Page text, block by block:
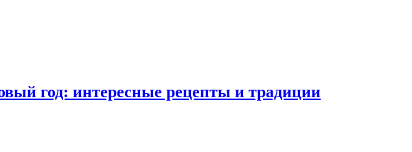
год: интересные рецепты и традиции